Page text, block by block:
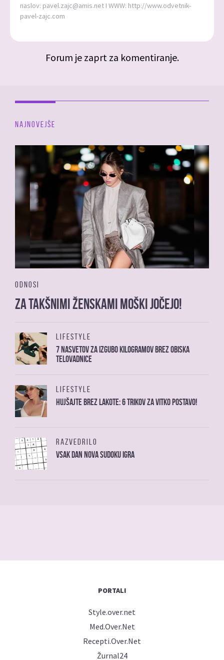
naslov: pavel.zajc@amis.net I WWW: http://www.odvetnik-
pavel-zajc.com
Forum je zaprt za komentiranje.
NAJNOVEJŠE
ODNOSI
Za takšnimi ženskami moški jočejo!
LIFESTYLE
7 nasvetov za izgubo kilogramov brez obiska
telovadnice
LIFESTYLE
Hujšajte brez lakote: 6 trikov za vitko postavo!
RAZVEDRILO
Vsak dan nova sudoku igra
PORTALI
Style.over.net
Med.Over.Net
Recepti.Over.Net
Žurnal24